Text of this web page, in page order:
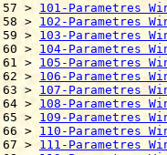
57 > 101-Parametres
58 > 102-Parametres
59 > 103-Parametres
60 > 104-Parametres
61 > 105-Parametres
62 > 106-Parametres
63 > 107-Parametres
64 > 108-Parametres
65 > 109-Parametres
66 > 110-Parametres
67 > 111-Parametres